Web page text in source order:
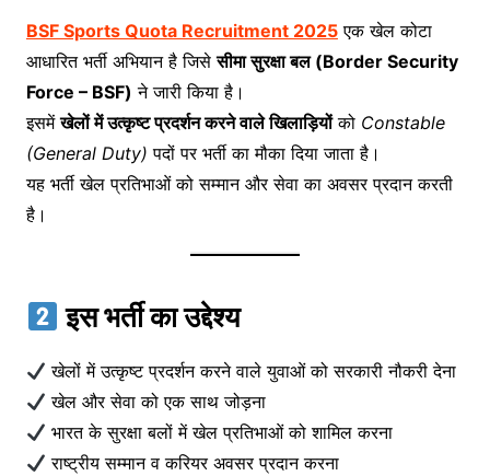
BSF Sports Quota Recruitment 2025एक खेल कोटा
आधारित भर्ती अभियान है जिसेसीमा सुरक्षा बल (Border Security
Force – BSF) ने जारी किया है।
इसमेंखेलों में उत्कृष्ट प्रदर्शन करने वाले खिलाड़ियोंको Constable
(General Duty) पदों पर भर्ती का मौका दिया जाता है।
यह भर्ती खेल प्रतिभाओं को सम्मान और सेवा का अवसर प्रदान करती
है।
इस भर्ती का उद्देश्य
खेलों में उत्कृष्ट प्रदर्शन करने वाले युवाओं को सरकारी नौकरी देना
खेल और सेवा को एक साथ जोड़ना
भारत के सुरक्षा बलों में खेल प्रतिभाओं को शामिल करना
राष्ट्रीय सम्मान व करियर अवसर प्रदान करना